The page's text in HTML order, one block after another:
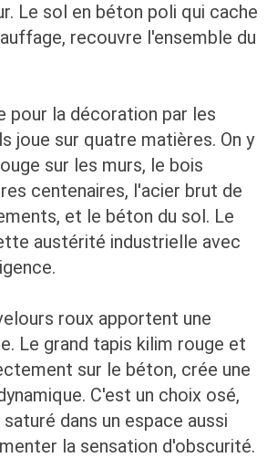
Le sol en béton poli qui cache
recouvre l'ensemble du
pour la décoration par les
joue sur quatre matières. On y
sur les murs, le bois
centenaires, l'acier brut de
et le béton du sol. Le
austérité industrielle avec
roux apportent une
Le grand tapis kilim rouge et
sur le béton, crée une
C'est un choix osé,
dans un espace aussi
la sensation d'obscurité.